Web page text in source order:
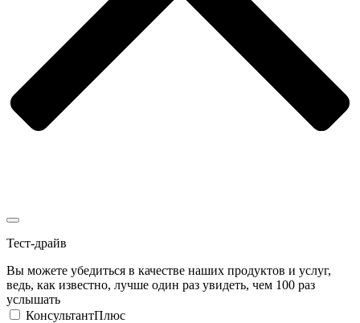
Тест-драйв
Вы можете убедиться в качестве наших продуктов и услуг,
ведь, как известно, лучше один раз увидеть, чем 100 раз
услышать
КонсультантПлюс